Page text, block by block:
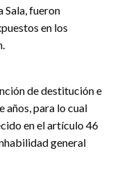
Sala, fueron
en los
de destitución e
años, para lo cual
en el artículo 46
general